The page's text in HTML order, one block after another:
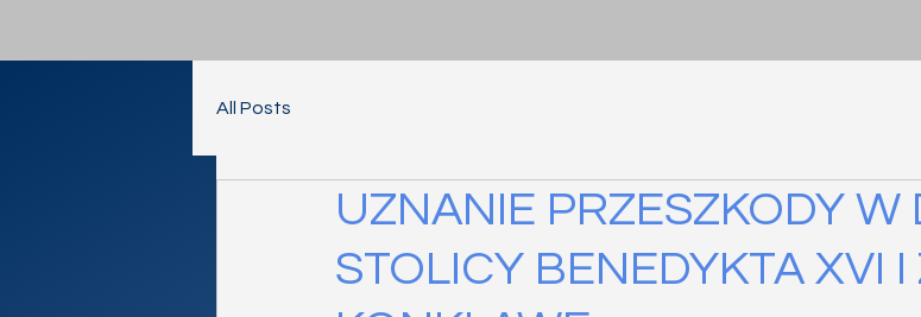
All Posts
UZNANIE PRZESZKODY W
STOLICY BENEDYKTA XVI